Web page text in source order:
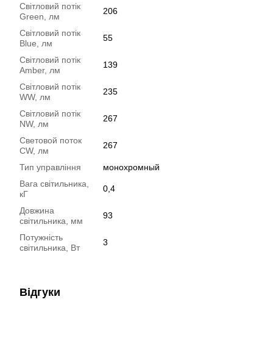
Світловий потік
Green, лм
206
Світловий потік
Blue, лм
55
Світловий потік
Amber, лм
139
Світловий потік
WW, лм
235
Світловий потік
NW, лм
267
Световой поток
CW, лм
267
Тип управління
монохромный
Вага світильника,
кГ
0,4
Довжина
світильника, мм
93
Потужність
світильника, Вт
3
Відгуки